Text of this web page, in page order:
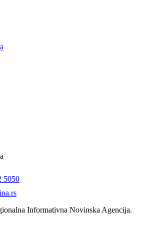
5050
Informativna Novinska Agencija.